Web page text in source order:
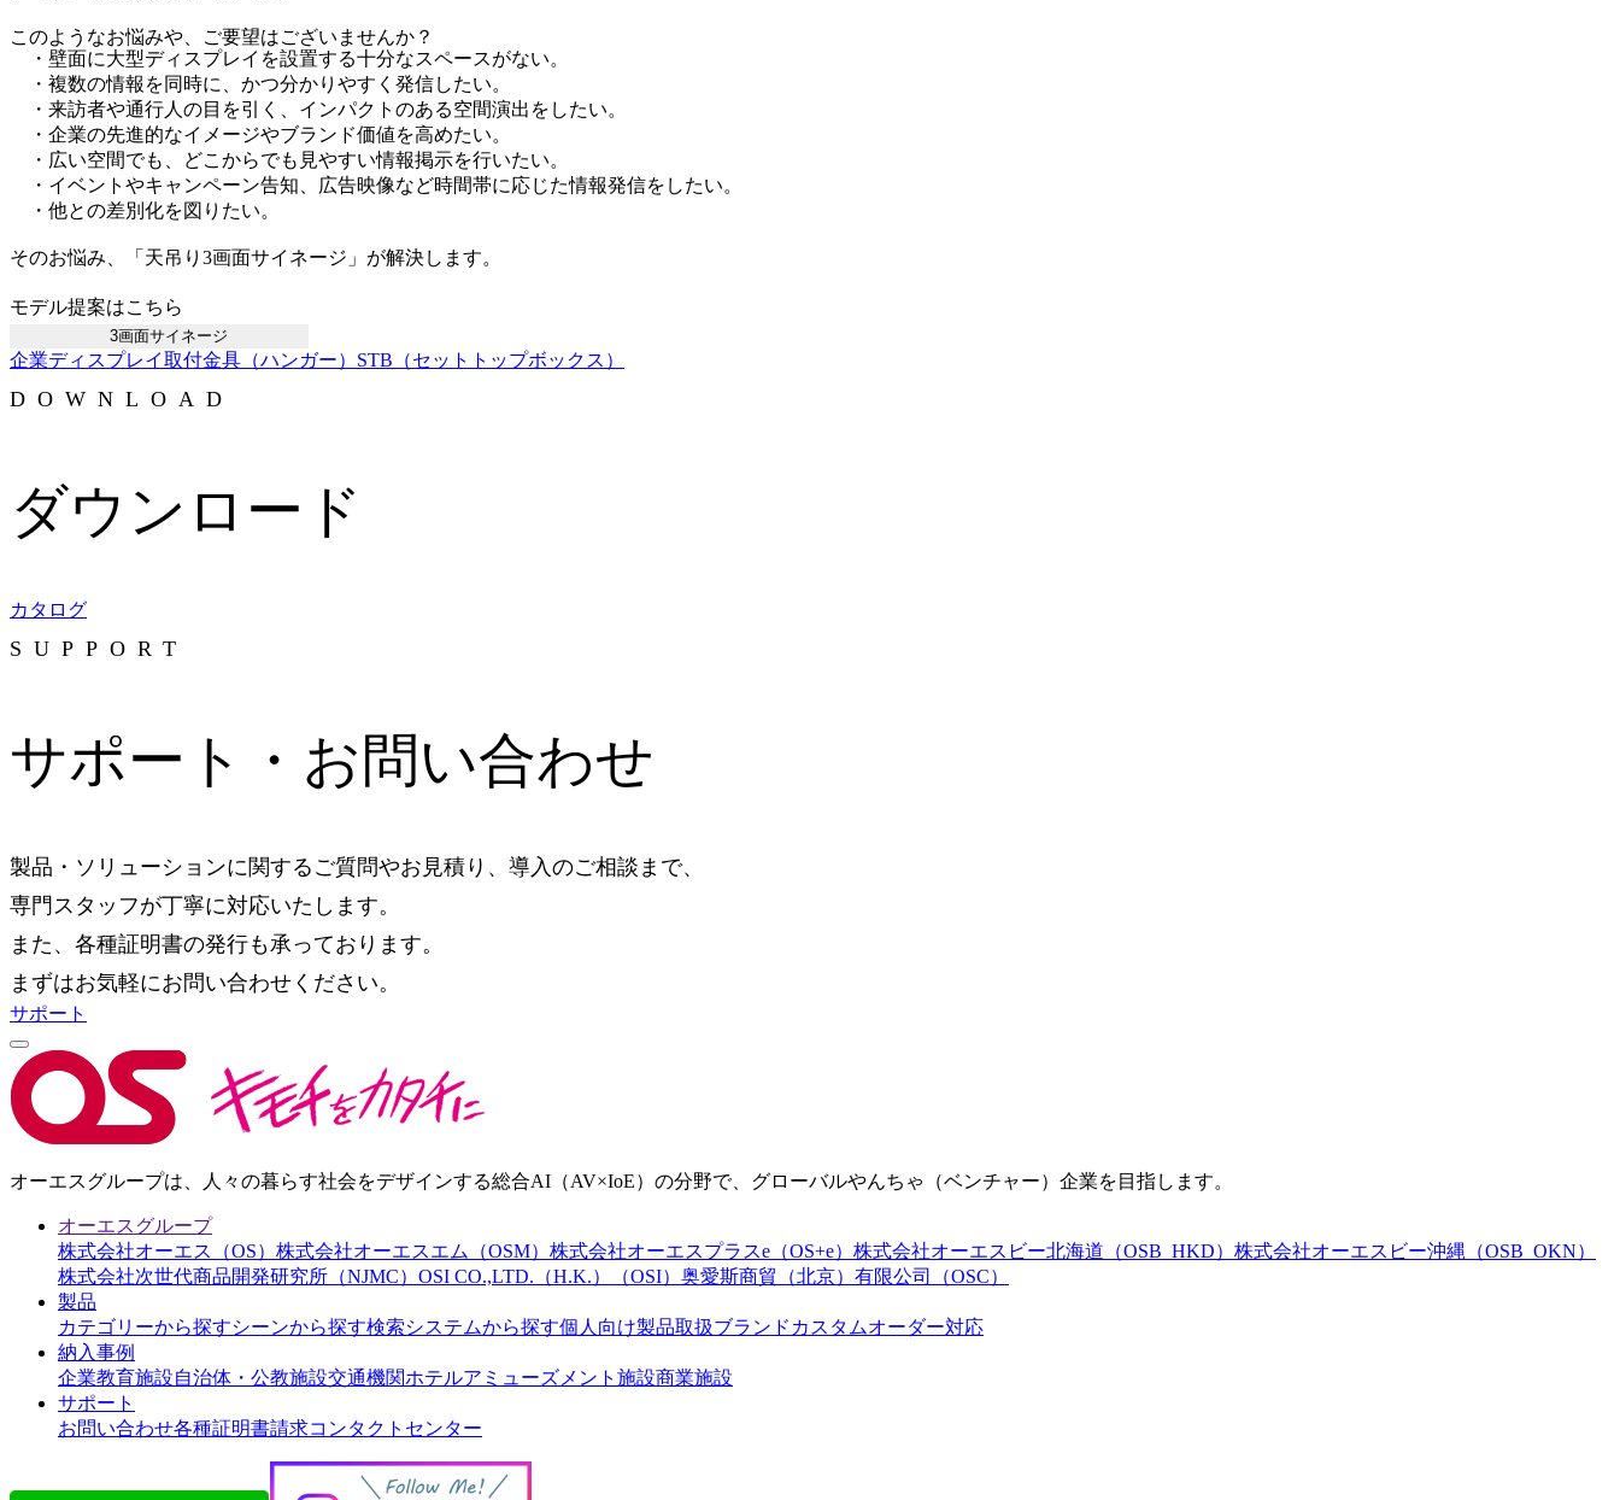
このようなお悩みや、ご要望はございませんか？
・壁面に大型ディスプレイを設置する十分なスペースがない。
・複数の情報を同時に、かつ分かりやすく発信したい。
・来訪者や通行人の目を引く、インパクトのある空間演出をしたい。
・企業の先進的なイメージやブランド価値を高めたい。
・広い空間でも、どこからでも見やすい情報掲示を行いたい。
・イベントやキャンペーン告知、広告映像など時間帯に応じた情報発信をしたい。
・他との差別化を図りたい。
そのお悩み、「天吊り3画面サイネージ」が解決します。
モデル提案はこちら
3画面サイネージ
企業ディスプレイ取付金具（ハンガー） STB（セットトップボックス）
DOWNLOAD
ダウンロード
カタログ
SUPPORT
サポート・お問い合わせ
製品・ソリューションに関するご質問やお見積り、導入のご相談まで、
専門スタッフが丁寧に対応いたします。
また、各種証明書の発行も承っております。
まずはお気軽にお問い合わせください。
サポート
オーエスグループは、人々の暮らす社会をデザインする総合AI（AV×IoE）の分野で、グローバルやんちゃ（ベンチャー）企業を目指します。
オーエスグループ
株式会社オーエス（OS） 株式会社オーエスエム（OSM） 株式会社オーエスプラスe（OS+e） 株式会社オーエスビー北海道（OSB_HKD） 株式会社オーエスビー沖縄（OSB_OKN）
株式会社次世代商品開発研究所（NJMC） OSI CO.,LTD.（H.K.）（OSI） 奥愛斯商貿（北京）有限公司（OSC）
製品
カテゴリーから探すシーンから探す検索システムから探す個人向け製品取扱ブランド カスタムオーダー対応
納入事例
企業教育施設自治体・公教施設交通機関ホテルアミューズメント施設商業施設
サポート
お問い合わせ各種証明書請求コンタクトセンター